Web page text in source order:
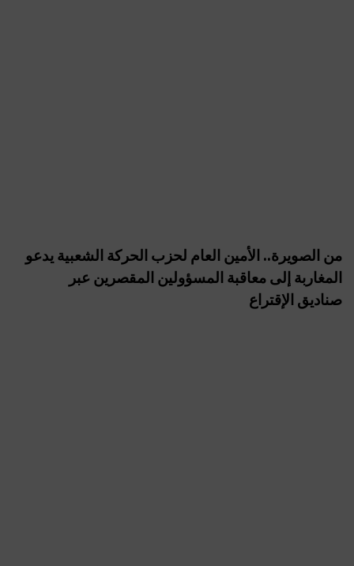
من الصويرة.. الأمين العام لحزب الحركة الشعبية يدعو
المغاربة إلى معاقبة المسؤولين المقصرين عبر
صناديق الإقتراع